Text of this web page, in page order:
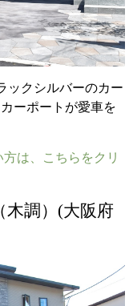
ックシルバーのカー
ーポートが愛車を
は、こちらをクリ
木調）(大阪府